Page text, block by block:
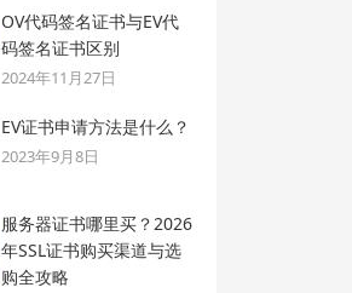
OV代码签名证书与EV代
码签名证书区别
2024年11月27日
EV证书申请方法是什么？
2023年9月8日
服务器证书哪里买？2026
年SSL证书购买渠道与选
购全攻略